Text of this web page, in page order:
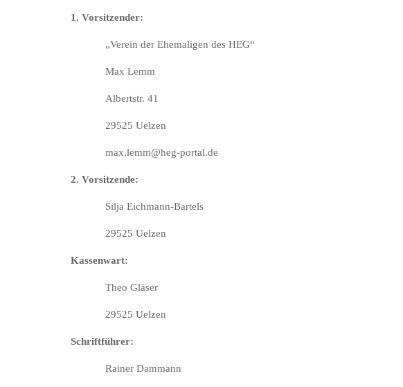
1. Vorsitzender:
„Verein der Ehemaligen des HEG“
Max Lemm
Albertstr. 41
29525 Uelzen
max.lemm@heg-portal.de
2. Vorsitzende:
Silja Eichmann-Bartels
29525 Uelzen
Kassenwart:
Theo Gläser
29525 Uelzen
Schriftführer:
Rainer Dammann